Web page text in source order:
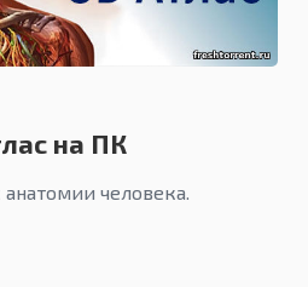
на ПК
человека.